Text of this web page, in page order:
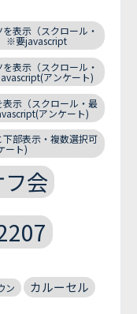
表示（スクロール・
※要javascript
表示（スクロール・
アンケート)
示（スクロール・最
アンケート)
部表示・複数選択可
ート)
フ会
ン カルーセル